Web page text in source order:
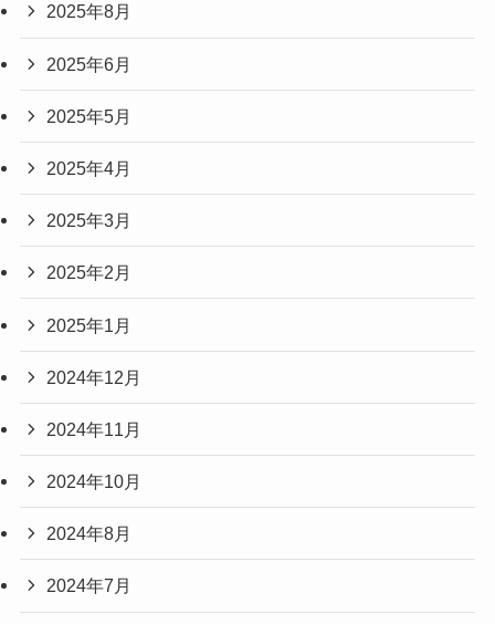
2025年8月
2025年6月
2025年5月
2025年4月
2025年3月
2025年2月
2025年1月
2024年12月
2024年11月
2024年10月
2024年8月
2024年7月